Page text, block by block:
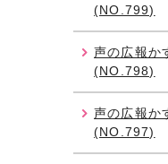
(NO.799)
声の広報
(NO.798)
声の広報
(NO.797)